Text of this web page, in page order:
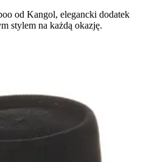
od Kangol, elegancki dodatek
stylem na każdą okazję.